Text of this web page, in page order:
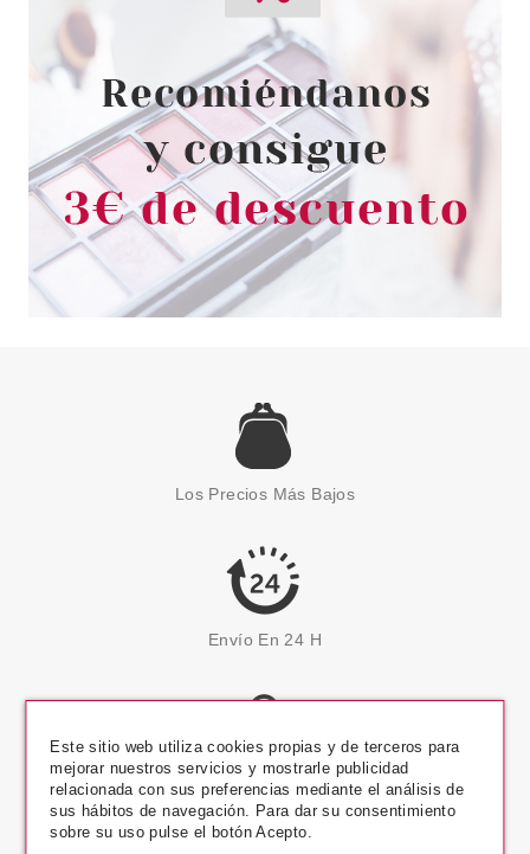
Los Precios Más Bajos
Envío En 24 H
Pago Seguro
Este sitio web utiliza cookies propias y de terceros para
mejorar nuestros servicios y mostrarle publicidad
relacionada con sus preferencias mediante el análisis de
sus hábitos de navegación. Para dar su consentimiento
sobre su uso pulse el botón Acepto.